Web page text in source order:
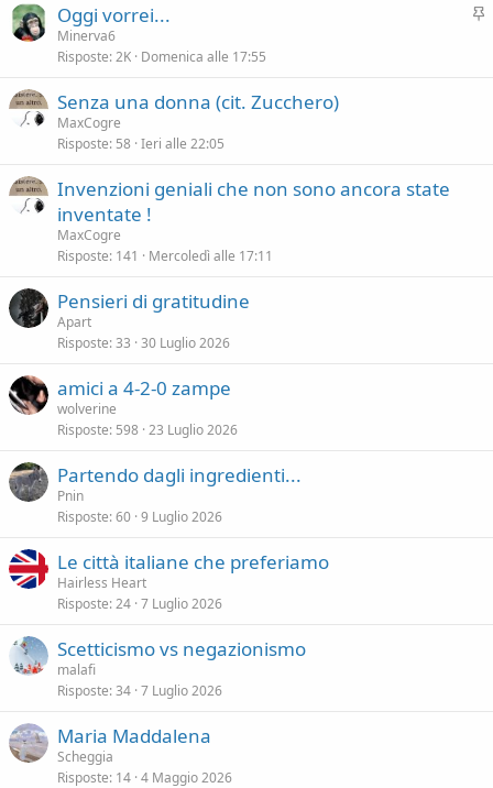
ziI
Oggi vorrei...
Minerva6
Risposte 2K Domenica alle 17:55
Senza una donna (cit. Zucchero)
MaxCogre
Risposte 58 Ieri alle 22:05
Invenzioni geniali che non sono ancora state
inventate !
MaxCogre
Risposte 141 Mercoledì alle 17:11
Pensieri di gratitudine
Apart
Risposte 33 30 Luglio 2026
amici a 4-2-0 zampe
wolverine
Risposte 598 23 Luglio 2026
Partendo dagli ingredienti...
Pnin
Risposte 60 9 Luglio 2026
Le città italiane che preferiamo
Hairless Heart
Risposte 24 7 Luglio 2026
Scetticismo vs negazionismo
malafi
Risposte 34 7 Luglio 2026
Maria Maddalena
Scheggia
Risposte 14 4 Maggio 2026